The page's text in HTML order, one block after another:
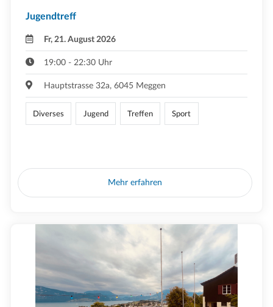
Jugendtreff
Fr, 21. August 2026
19:00 - 22:30 Uhr
Hauptstrasse 32a, 6045 Meggen
Diverses Jugend Treffen Sport
Mehr erfahren